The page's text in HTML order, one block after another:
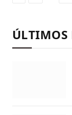
ÚLTIMOS